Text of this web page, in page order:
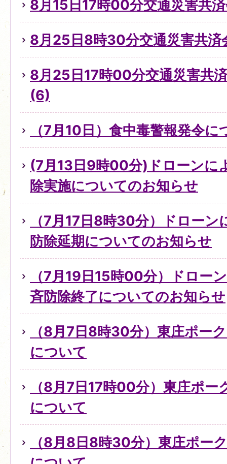
8月15日17時00分交通災害共
8月25日8時30分交通災害共
8月25日17時00分交通災害共
(6)
（7月10日）食中毒警報発令に
(7月13日9時00分)ドローンに
除実施についてのお知らせ
（7月17日8時30分）ドローン
防除延期についてのお知らせ
（7月19日15時00分）ドロー
斉防除終了についてのお知らせ
（8月7日8時30分）東庄ポー
について
（8月7日17時00分）東庄ポ
について
（8月8日8時30分）東庄ポー